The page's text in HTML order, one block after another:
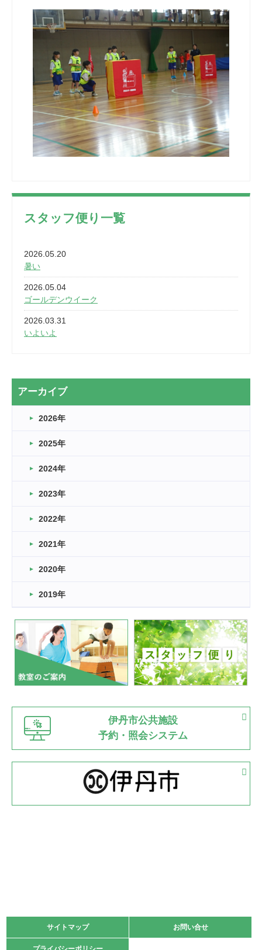
スタッフ便り一覧
2026.05.20
暑い
2026.05.04
ゴールデンウイーク
2026.03.31
いよいよ
2026.03.20
なぎなた
2026.03.16
車いすバスケとRくんのお話
卒業・卒園の季節★
2026.03.11
緑ケ丘体育館
2022.11.03
緑ケ丘体育館
いたっぼーる大会☆彡
緑ケ丘体育館
2022.07.03
市内総合体育大会が開始
緑ケ丘体育館 猪名川運動広場
古池運動広場
2022.06.12
県知事杯争奪バレーボール大会が開催
緑ケ丘体育館
2022.05.05
体育協会長杯 バドミントン競技の部
2022.05.22
緑ケ丘体育館
2021.10.23
アーカイブ
2026年
2025年
2024年
2023年
2022年
2021年
2020年
2019年
伊丹市公共施設
予約・照会システム
サイトマップ お問い合せ
サイトマップ お問い合せ